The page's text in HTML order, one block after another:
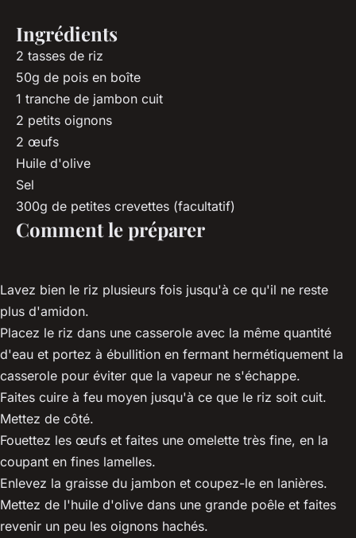
Ingrédients
2 tasses de riz
50g de pois en boîte
1 tranche de jambon cuit
2 petits oignons
2 œufs
Huile d'olive
Sel
300g de petites crevettes (facultatif)
Comment le préparer
Lavez bien le riz plusieurs fois jusqu'à ce qu'il ne reste
plus d'amidon.
Placez le riz dans une casserole avec la même quantité
d'eau et portez à ébullition en fermant hermétiquement la
casserole pour éviter que la vapeur ne s'échappe.
Faites cuire à feu moyen jusqu'à ce que le riz soit cuit.
Mettez de côté.
Fouettez les œufs et faites une omelette très fine, en la
coupant en fines lamelles.
Enlevez la graisse du jambon et coupez-le en lanières.
Mettez de l'huile d'olive dans une grande poêle et faites
revenir un peu les oignons hachés.